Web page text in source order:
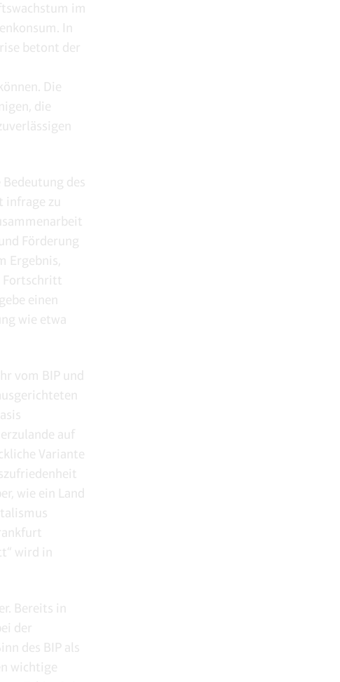
im
In
betont der
Die
die
des
infrage zu
Förderung
Ergebnis,
Fortschritt
einen
wie etwa
vom BIP und
auf
Variante
wie ein Land
wird in
Bereits in
der
des BIP als
wichtige